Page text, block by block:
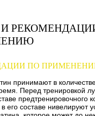
ПО
принимают в
Перед тренировкой
предтренировочного
его составе нивелируют